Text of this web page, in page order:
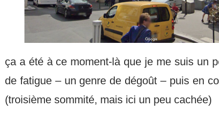
ça a été à ce moment-là que je me suis un
de fatigue – un genre de dégoût – puis en
(troisième sommité, mais ici un peu cachée)